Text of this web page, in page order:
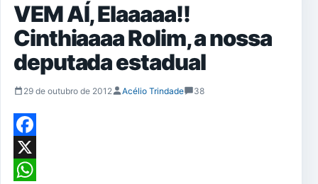
VEM AÍ, Elaaaaa!!
Cinthiaaaa Rolim, a nossa
deputada estadual
29 de outubro de 2012 Acélio Trindade 38
Facebook
X